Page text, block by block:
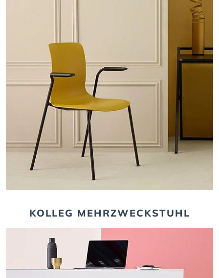
KOLLEG MEHRZWECKSTUHL